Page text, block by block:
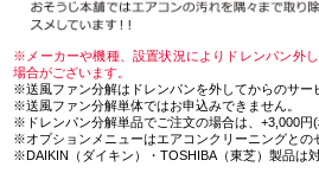
※メーカーや機種、設置状況によりドレンパン外
場合がございます。
※送風ファン分解はドレンパンを外してからのサー
※送風ファン分解単体ではお申込みできません。
※ドレンパン分解単品でご注文の場合は、+3,000円(
※オプションメニューはエアコンクリーニングとの
※DAIKIN（ダイキン）・TOSHIBA（東芝）製品は